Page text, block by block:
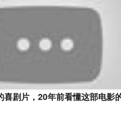
喜剧片，20年前看懂这部电影